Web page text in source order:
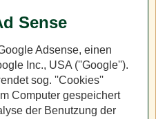
Sense
Adsense, einen
Inc., USA (''Google'').
sog. ''Cookies''
Computer gespeichert
der Benutzung der